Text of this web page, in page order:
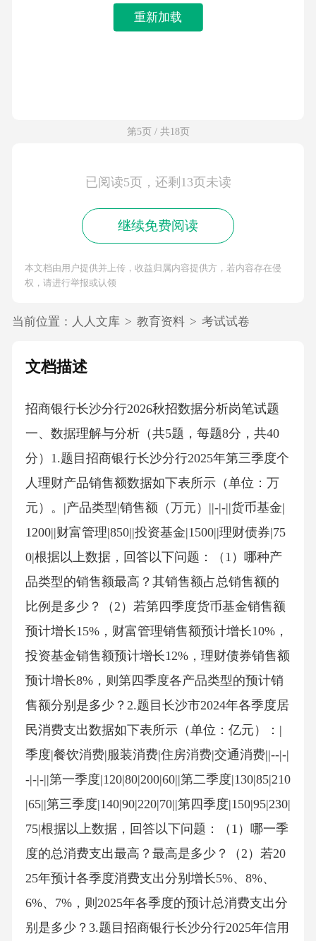
重新加载
第5页 / 共18页
已阅读5页，还剩13页未读
继续免费阅读
本文档由用户提供并上传，收益归属内容提供方，若内容存在侵
权，请进行举报或认领
当前位置： 人人文库 > 教育资料 > 考试试卷
文档描述
招商银行长沙分行2026秋招数据分析岗笔试题
一、数据理解与分析（共5题，每题8分，共40
分）1.题目招商银行长沙分行2025年第三季度个
人理财产品销售额数据如下表所示（单位：万
元）。|产品类型|销售额（万元）||-|-||货币基金|
1200||财富管理|850||投资基金|1500||理财债券|75
0|根据以上数据，回答以下问题：（1）哪种产
品类型的销售额最高？其销售额占总销售额的
比例是多少？（2）若第四季度货币基金销售额
预计增长15%，财富管理销售额预计增长10%，
投资基金销售额预计增长12%，理财债券销售额
预计增长8%，则第四季度各产品类型的预计销
售额分别是多少？2.题目长沙市2024年各季度居
民消费支出数据如下表所示（单位：亿元）：|
季度|餐饮消费|服装消费|住房消费|交通消费||--|-|
-|-|-||第一季度|120|80|200|60||第二季度|130|85|210
|65||第三季度|140|90|220|70||第四季度|150|95|230|
75|根据以上数据，回答以下问题：（1）哪一季
度的总消费支出最高？最高是多少？（2）若20
25年预计各季度消费支出分别增长5%、8%、
6%、7%，则2025年各季度的预计总消费支出分
别是多少？3.题目招商银行长沙分行2025年信用